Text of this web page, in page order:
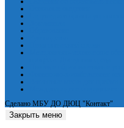
Сделано МБУ ДО ДЮЦ "Контакт"
Закрыть меню